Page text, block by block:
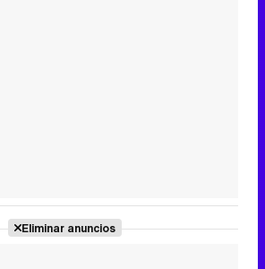
Eliminar anuncios